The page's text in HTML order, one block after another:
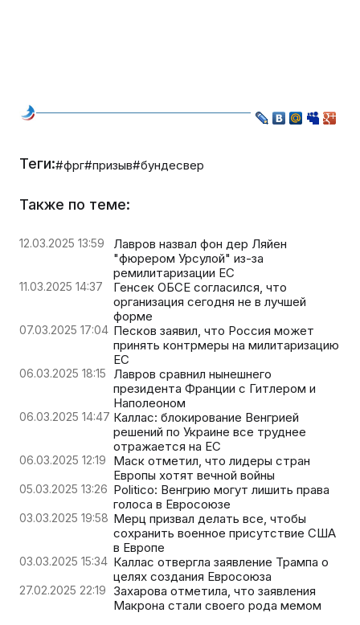
Теги:#фрг#призыв#бундесвер
Также по теме:
12.03.2025 13:59
Лавров назвал фон дер Ляйен
"фюрером Урсулой" из-за
ремилитаризации ЕС
11.03.2025 14:37
Генсек ОБСЕ согласился, что
организация сегодня не в лучшей
форме
07.03.2025 17:04 Песков заявил, что Россия может
принять контрмеры на милитаризацию
ЕС
06.03.2025 18:15
Лавров сравнил нынешнего
президента Франции с Гитлером и
Наполеоном
06.03.2025 14:47 Каллас: блокирование Венгрией
решений по Украине все труднее
отражается на ЕС
06.03.2025 12:19
Маск отметил, что лидеры стран
Европы хотят вечной войны
05.03.2025 13:26 Politico: Венгрию могут лишить права
голоса в Евросоюзе
03.03.2025 19:58 Мерц призвал делать все, чтобы
сохранить военное присутствие США
в Европе
03.03.2025 15:34 Каллас отвергла заявление Трампа о
целях создания Евросоюза
27.02.2025 22:19
Захарова отметила, что заявления
Макрона стали своего рода мемом